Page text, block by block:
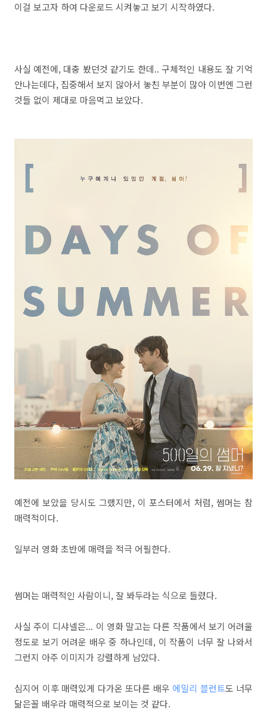
이걸 보고자 하여 다운로드 시켜놓고 보기 시작하였다.
사실 예전에, 대충 봤던것 같기도 한데.. 구체적인 내용도 잘 기억
안나는데다, 집중해서 보지 않아서 놓친 부분이 많아 이번엔 그런
것들 없이 제대로 마음먹고 보았다.
예전에 보았을 당시도 그랬지만, 이 포스터에서 처럼, 썸머는 참
매력적이다.
일부러 영화 초반에 매력을 적극 어필한다.
썸머는 매력적인 사람이니, 잘 봐두라는 식으로 들렸다.
사실 주이 디샤넬은... 이 영화 말고는 다른 작품에서 보기 어려울
정도로 보기 어려운 배우 중 하나인데, 이 작품이 너무 잘 나와서
그런지 아주 이미지가 강렬하게 남았다.
심지어 이후 매력있게 다가온 또다른 배우 에밀리 블런트도 너무
닮은꼴 배우라 매력적으로 보이는 것 같다.